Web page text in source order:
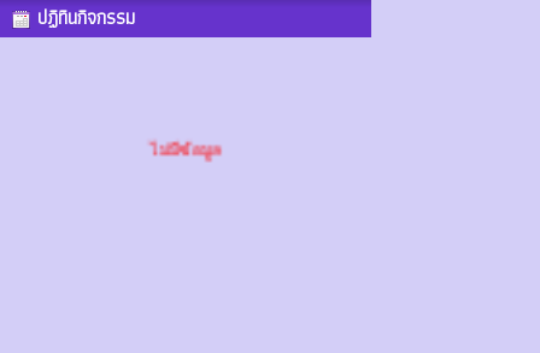
ปฏิทินกิจกรรม
ไม่มีข้อมูล